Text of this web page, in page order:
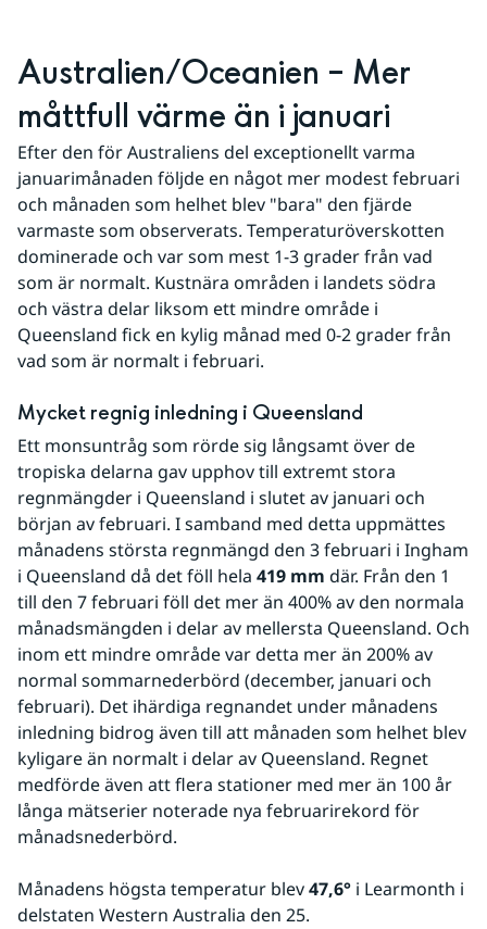
Australien/Oceanien – Mer
måttfull värme än i januari
Efter den för Australiens del exceptionellt varma
januarimånaden följde en något mer modest februari
och månaden som helhet blev "bara" den fjärde
varmaste som observerats. Temperaturöverskotten
dominerade och var som mest 1-3 grader från vad
som är normalt. Kustnära områden i landets södra
och västra delar liksom ett mindre område i
Queensland fick en kylig månad med 0-2 grader från
vad som är normalt i februari.
Mycket regnig inledning i Queensland
Ett monsuntråg som rörde sig långsamt över de
tropiska delarna gav upphov till extremt stora
regnmängder i Queensland i slutet av januari och
början av februari. I samband med detta uppmättes
månadens största regnmängd den 3 februari i Ingham
i Queensland då det föll hela 419 mm där. Från den 1
till den 7 februari föll det mer än 400% av den normala
månadsmängden i delar av mellersta Queensland. Och
inom ett mindre område var detta mer än 200% av
normal sommarnederbörd (december, januari och
februari). Det ihärdiga regnandet under månadens
inledning bidrog även till att månaden som helhet blev
kyligare än normalt i delar av Queensland. Regnet
medförde även att flera stationer med mer än 100 år
långa mätserier noterade nya februarirekord för
månadsnederbörd.
Månadens högsta temperatur blev 47,6° i Learmonth i
delstaten Western Australia den 25.